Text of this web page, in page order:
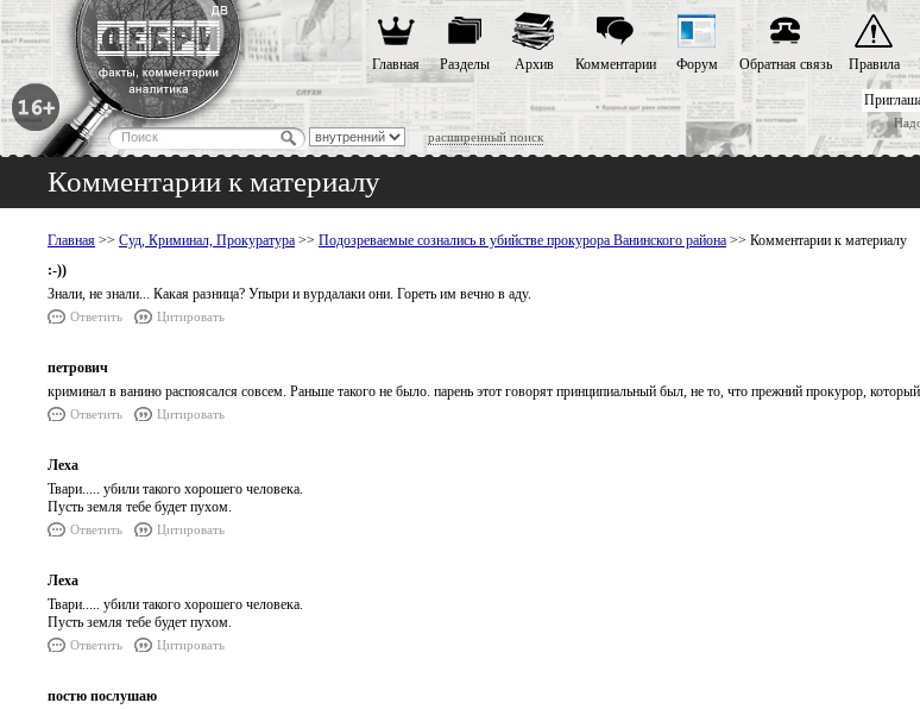
расширенный поиск
Главная Разделы Архив Комментарии Форум Обратная связь Правила
Комментарии к материалу
Главная >> Суд, Криминал, Прокуратура >> Подозреваемые сознались в убийстве прокурора Ванинского района >> Комментарии к материалу
:-))
Знали, не знали... Какая разница? Упыри и вурдалаки они. Гореть им вечно в аду.
Ответить Цитировать
петрович
криминал в ванино распоясался совсем. Раньше такого не было. парень этот говорят принципиальный был, не то, что прежний прокурор, который
Ответить Цитировать
Леха
Твари..... убили такого хорошего человека.
Пусть земля тебе будет пухом.
Ответить Цитировать
Леха
Твари..... убили такого хорошего человека.
Пусть земля тебе будет пухом.
Ответить Цитировать
постю послушаю